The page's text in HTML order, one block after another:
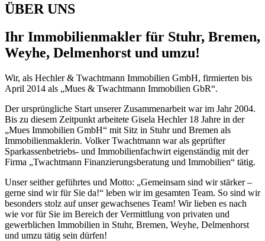
ÜBER UNS
Ihr Immobilienmakler für Stuhr, Bremen,
Weyhe, Delmenhorst und umzu!
Wir, als Hechler & Twachtmann Immobilien GmbH, firmierten bis
April 2014 als „Mues & Twachtmann Immobilien GbR“.
Der ursprüngliche Start unserer Zusammenarbeit war im Jahr 2004.
Bis zu diesem Zeitpunkt arbeitete Gisela Hechler 18 Jahre in der
„Mues Immobilien GmbH“ mit Sitz in Stuhr und Bremen als
Immobilienmaklerin. Volker Twachtmann war als geprüfter
Sparkassenbetriebs- und Immobilienfachwirt eigenständig mit der
Firma „Twachtmann Finanzierungsberatung und Immobilien“ tätig.
Unser seither geführtes und Motto: „Gemeinsam sind wir stärker –
gerne sind wir für Sie da!“ leben wir im gesamten Team. So sind wir
besonders stolz auf unser gewachsenes Team! Wir lieben es nach
wie vor für Sie im Bereich der Vermittlung von privaten und
gewerblichen Immobilien in Stuhr, Bremen, Weyhe, Delmenhorst
und umzu tätig sein dürfen!